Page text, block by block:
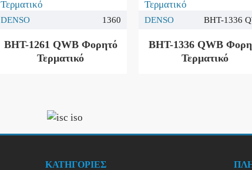
DENSO 1360
BHT-1261 QWB Φορητό
Τερματικό
DENSO BHT-1336
BHT-1336 QWB
Τερματικό
ΚΑΤΗΓΟΡΙΕΣ